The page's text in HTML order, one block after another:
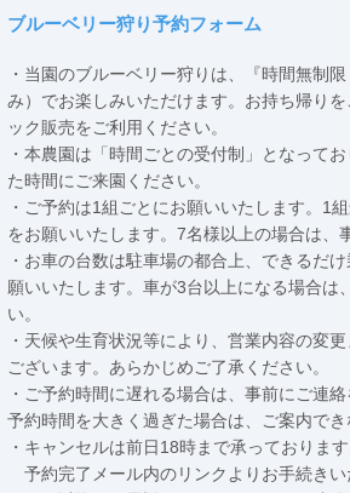
ブルーベリー狩り予約フォーム
・当園のブルーベリー狩りは、『時間無制
み）でお楽しみいただけます。お持ち帰り
ック販売をご利用ください。
・本農園は「時間ごとの受付制」となって
た時間にご来園ください。
・ご予約は1組ごとにお願いいたします。1
をお願いいたします。7名様以上の場合は、
・お車の台数は駐車場の都合上、できるだ
願いいたします。車が3台以上になる場合は
い。
・天候や生育状況等により、営業内容の変
ございます。あらかじめご了承ください。
・ご予約時間に遅れる場合は、事前にご連
予約時間を大きく過ぎた場合は、ご案内でき
・キャンセルは前日18時まで承っております
予約完了メール内のリンクよりお手続きい